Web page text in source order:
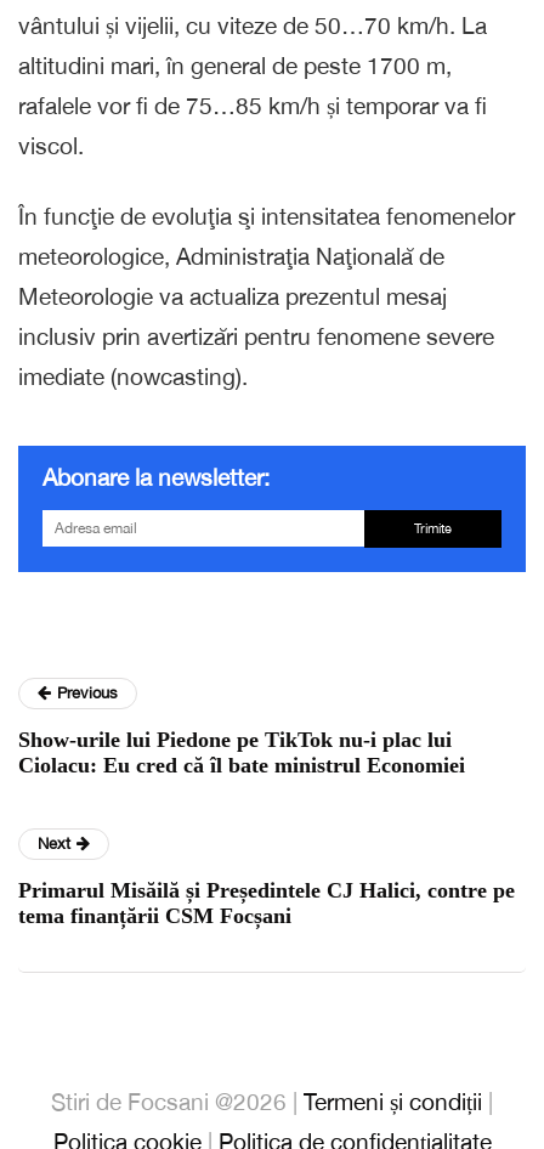
vântului și vijelii, cu viteze de 50…70 km/h. La
altitudini mari, în general de peste 1700 m,
rafalele vor fi de 75…85 km/h și temporar va fi
viscol.
În funcţie de evoluţia şi intensitatea fenomenelor
meteorologice, Administraţia Naţională de
Meteorologie va actualiza prezentul mesaj
inclusiv prin avertizări pentru fenomene severe
imediate (nowcasting).
Abonare la newsletter:
Trimite
Previous
Show-urile lui Piedone pe TikTok nu-i plac lui
Ciolacu: Eu cred că îl bate ministrul Economiei
Next
Primarul Misăilă și Președintele CJ Halici, contre pe
tema finanțării CSM Focșani
Stiri de Focsani @2026 | Termeni și condiții
Politica cookie| Politica de confidențialitate